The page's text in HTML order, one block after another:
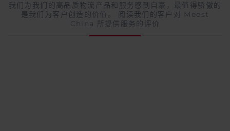
我们为我们的高品质物流产品和服务感到自豪，最值得骄傲的
是我们为客户创造的价值。 阅读我们的客户对 Meest
China 所提供服务的评价